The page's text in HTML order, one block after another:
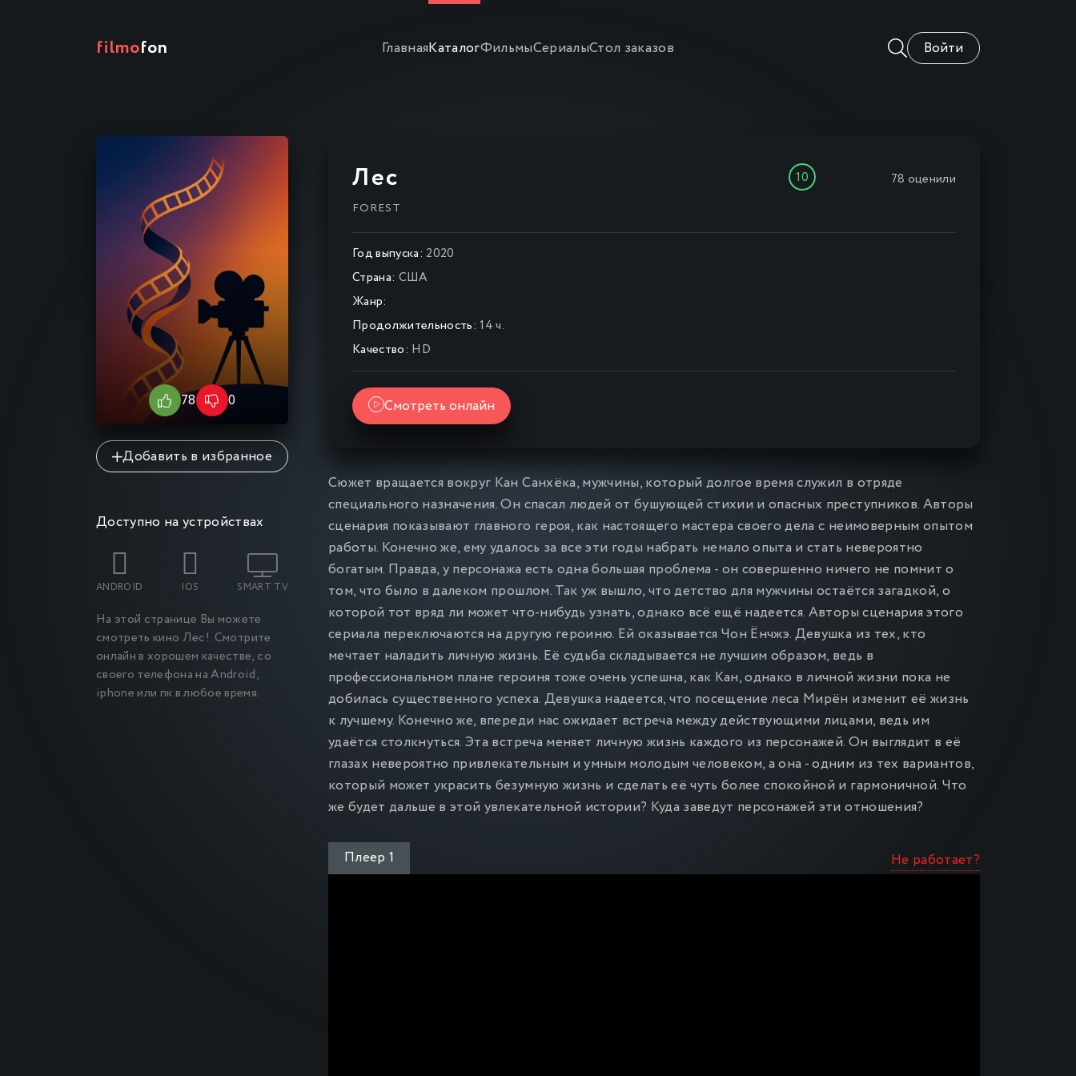
filmofon ГлавнаяКаталогФильмыСериалыСтол заказов Войти
Лес 10 78 оценили
FOREST
Год выпуска: 2020
Страна: США
Жанр:
Продолжительность: 14 ч.
Качество: HD
Смотреть онлайн
10
78 0
Добавить в избранное
Доступно на устройствах
ANDROID IOS SMART TV
На этой странице Вы можете
смотреть кино Лес!. Смотрите
онлайн в хорошем качестве, со
своего телефона на Android,
iphone или пк в любое время.
Сюжет вращается вокруг Кан Санхёка, мужчины, который долгое время служил в отряде
специального назначения. Он спасал людей от бушующей стихии и опасных преступников. Авторы
сценария показывают главного героя, как настоящего мастера своего дела с неимоверным опытом
работы. Конечно же, ему удалось за все эти годы набрать немало опыта и стать невероятно
богатым. Правда, у персонажа есть одна большая проблема - он совершенно ничего не помнит о
том, что было в далеком прошлом. Так уж вышло, что детство для мужчины остаётся загадкой, о
которой тот вряд ли может что-нибудь узнать, однако всё ещё надеется. Авторы сценария этого
сериала переключаются на другую героиню. Ей оказывается Чон Ёнчжэ. Девушка из тех, кто
мечтает наладить личную жизнь. Её судьба складывается не лучшим образом, ведь в
профессиональном плане героиня тоже очень успешна, как Кан, однако в личной жизни пока не
добилась существенного успеха. Девушка надеется, что посещение леса Мирён изменит её жизнь
к лучшему. Конечно же, впереди нас ожидает встреча между действующими лицами, ведь им
удаётся столкнуться. Эта встреча меняет личную жизнь каждого из персонажей. Он выглядит в её
глазах невероятно привлекательным и умным молодым человеком, а она - одним из тех вариантов,
который может украсить безумную жизнь и сделать её чуть более спокойной и гармоничной. Что
же будет дальше в этой увлекательной истории? Куда заведут персонажей эти отношения?
Плеер 1 Не работает?